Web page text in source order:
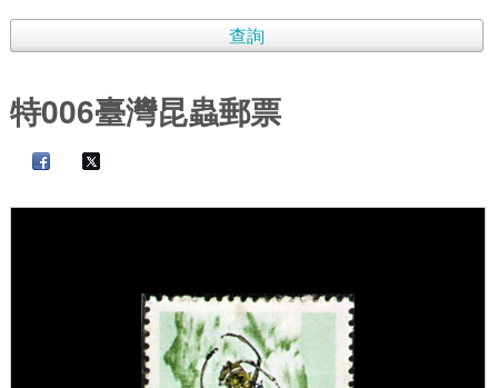
特006臺灣昆蟲郵票